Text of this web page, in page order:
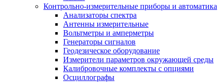
Контрольно-измерительные приборы и автоматика
Анализаторы спектра
Антенны измерительные
Вольтметры и амперметры
Генераторы сигналов
Геодезическое оборудование
Измерители параметров окружающей среды
Калибровочные комплекты с опциями
Осциллографы